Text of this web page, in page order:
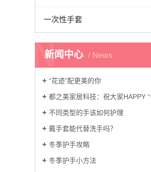
一次性手套
新闻中心 News
N
“花迹”配更美的你
都之美家居科技：祝大家HAPPY “牛
不同类型的手该如何护理
戴手套能代替洗手吗？
冬季护手攻略
冬季护手小方法